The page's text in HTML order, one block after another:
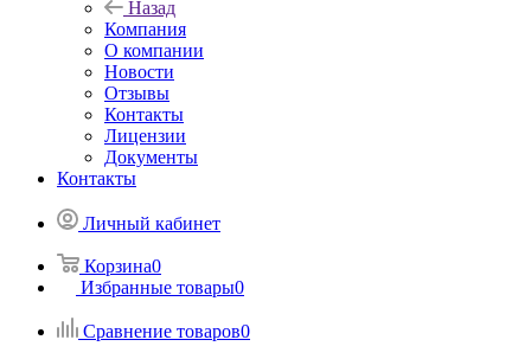
Назад
Компания
О компании
Новости
Отзывы
Контакты
Лицензии
Документы
Контакты
Личный кабинет
Корзина0
Избранные товары0
Сравнение товаров0